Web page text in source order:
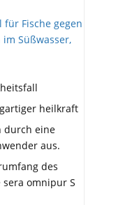
Fische gegen
Süßwasser,
heilkraft
durch eine
aus.
des
omnipur S